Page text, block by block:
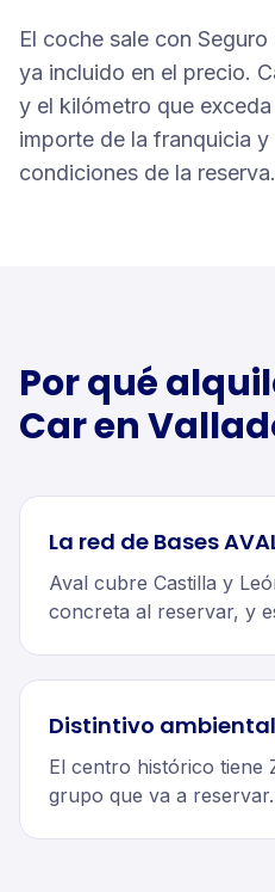
El coche sale con
ya incluido en el precio.
y el kilómetro que
importe de la franquicia
condiciones de la reserva.
Por qué
Car en
La red de Bases
Aval cubre Castilla y
concreta al reservar, y
Distintivo ambiental
El centro histórico tiene
grupo que va a reservar.